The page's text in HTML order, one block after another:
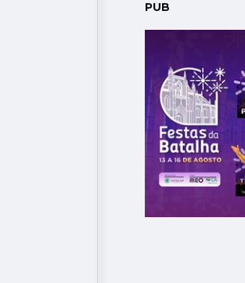
PUB